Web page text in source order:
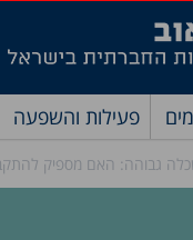
פעילות והשפעה
גבוהה: האם מספיק